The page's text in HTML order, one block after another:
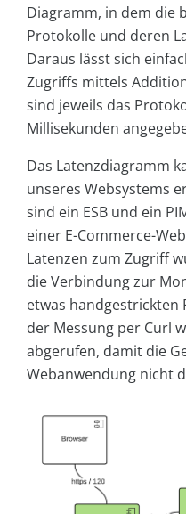
Diagramm, in dem die
Protokolle und deren
Daraus lässt sich
Zugriffs mittels
sind jeweils das
Millisekunden
Das Latenzdiagramm
unseres Websystems
sind ein ESB und ein
einer E-Commerce-
Latenzen zum Zugriff
die Verbindung zur
etwas handgestrickten
der Messung per Curl
abgerufen, damit die
Webanwendung nicht